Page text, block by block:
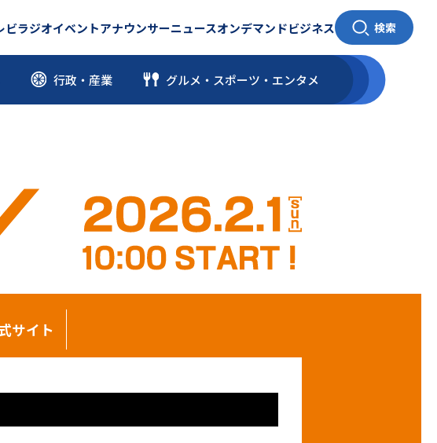
ビラジオイベントアナウンサーニュースオンデマンドビジネス 検索
行政・産業 グルメ・スポーツ ・ エンタメ
サイト